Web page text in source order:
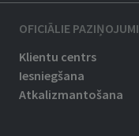
OFICIĀLIE PAZIŅOJUMI
Klientu centrs
Iesniegšana
Atkalizmantošana